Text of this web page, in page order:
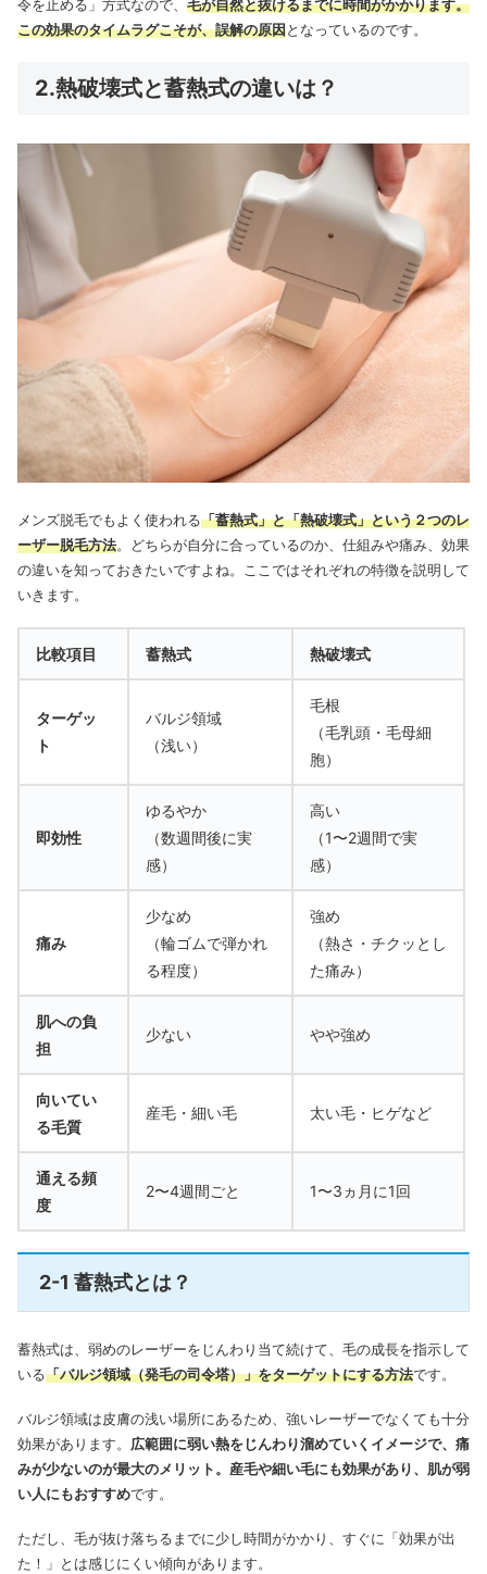
令を止める」方式なので、 毛が自然と抜けるまでに時間がかかります。
この効果のタイムラグこそが、誤解の原因となっているのです。
2.熱破壊式と蓄熱式の違いは？
メンズ脱毛でもよく使われる「蓄熱式」と「熱破壊式」という２つのレ
ーザー脱毛方法。どちらが自分に合っているのか、仕組みや痛み、効果
の違いを知っておきたいですよね。ここではそれぞれの特徴を説明して
いきます。
比較項目 蓄熱式 熱破壊式
ターゲッ
ト
バルジ領域
（浅い）
毛根
（毛乳頭・毛母細
胞）
即効性
ゆるやか
（数週間後に実
感）
高い
（1〜2週間で実
感）
痛み
少なめ
（輪ゴムで弾かれ
る程度）
強め
（熱さ・チクッとし
た痛み）
肌への負
担
少ない やや強め
向いてい
る毛質
産毛・細い毛 太い毛・ヒゲなど
通える頻
度
2〜4週間ごと 1〜3ヵ月に1回
2-1 蓄熱式とは？
蓄熱式は、弱めのレーザーをじんわり当て続けて、毛の成長を指示して
いる「バルジ領域（発毛の司令塔）」をターゲットにする方法です。
バルジ領域は皮膚の浅い場所にあるため、強いレーザーでなくても十分
効果があります。 広範囲に弱い熱をじんわり溜めていくイメージで、痛
みが少ないのが最大のメリット。産毛や細い毛にも効果があり、肌が弱
い人にもおすすめです。
ただし、毛が抜け落ちるまでに少し時間がかかり、すぐに「効果が出
た！」とは感じにくい傾向があります。